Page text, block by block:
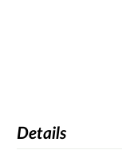
Details